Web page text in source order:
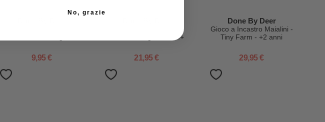
9,95 €
Friends - Legno - 18M+
21,95 €
Done By Deer
Gioco a Incastro Maialini -
Tiny Farm - +2 anni
29,95 €
No, grazie